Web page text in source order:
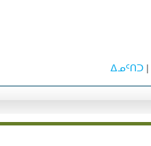
ᐃᓄᑦᑎᑐ